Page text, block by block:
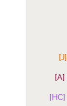
[J]
[A]
[HC]